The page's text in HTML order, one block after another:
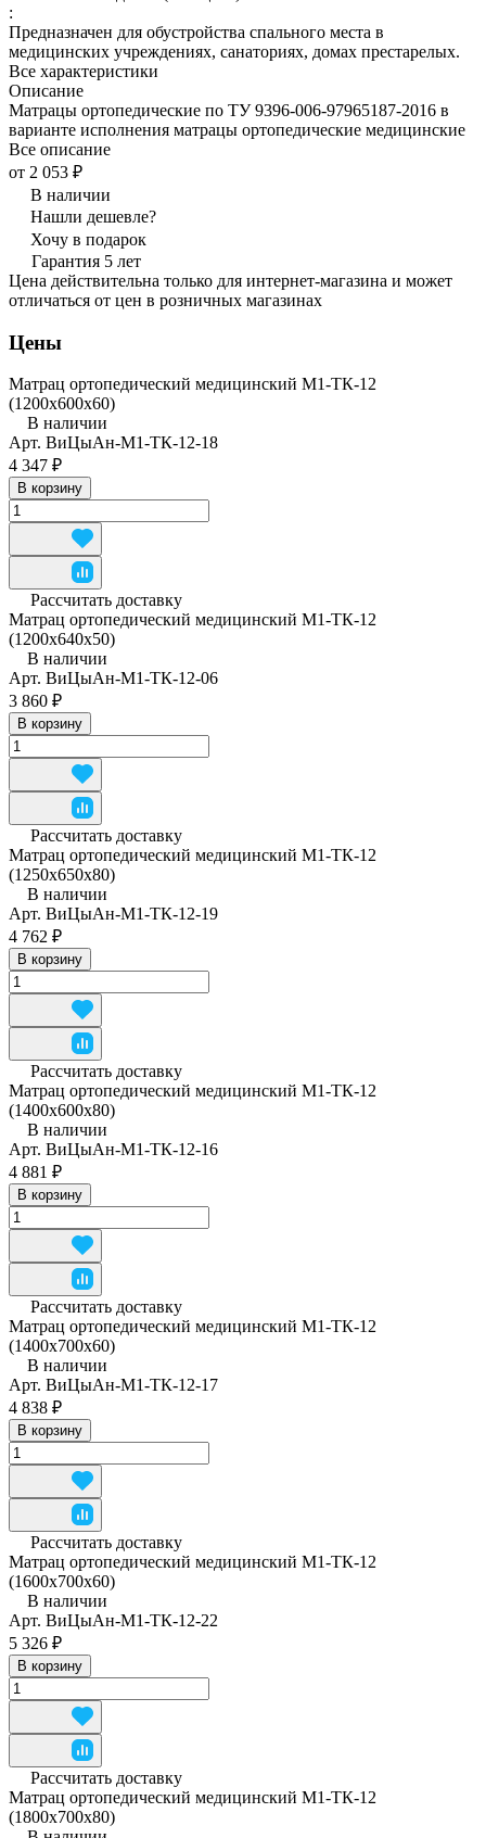
:
Предназначен для обустройства спального места в
медицинских учреждениях, санаториях, домах престарелых.
Все характеристики
Описание
Матрацы ортопедические по ТУ 9396-006-97965187-2016 в
варианте исполнения матрацы ортопедические медицинские
Все описание
от 2 053 ₽
В наличии
Нашли дешевле?
Хочу в подарок
Гарантия 5 лет
Цена действительна только для интернет-магазина и может
отличаться от цен в розничных магазинах
Цены
Матрац ортопедический медицинский М1-ТК-12
(1200x600x60)
В наличии
Арт. ВиЦыАн-М1-ТК-12-18
4 347 ₽
В корзину
Рассчитать доставку
Матрац ортопедический медицинский М1-ТК-12
(1200x640x50)
В наличии
Арт. ВиЦыАн-М1-ТК-12-06
3 860 ₽
В корзину
Рассчитать доставку
Матрац ортопедический медицинский М1-ТК-12
(1250x650x80)
В наличии
Арт. ВиЦыАн-М1-ТК-12-19
4 762 ₽
В корзину
Рассчитать доставку
Матрац ортопедический медицинский М1-ТК-12
(1400x600x80)
В наличии
Арт. ВиЦыАн-М1-ТК-12-16
4 881 ₽
В корзину
Рассчитать доставку
Матрац ортопедический медицинский М1-ТК-12
(1400x700x60)
В наличии
Арт. ВиЦыАн-М1-ТК-12-17
4 838 ₽
В корзину
Рассчитать доставку
Матрац ортопедический медицинский М1-ТК-12
(1600x700x60)
В наличии
Арт. ВиЦыАн-М1-ТК-12-22
5 326 ₽
В корзину
Рассчитать доставку
Матрац ортопедический медицинский М1-ТК-12
(1800x700x80)